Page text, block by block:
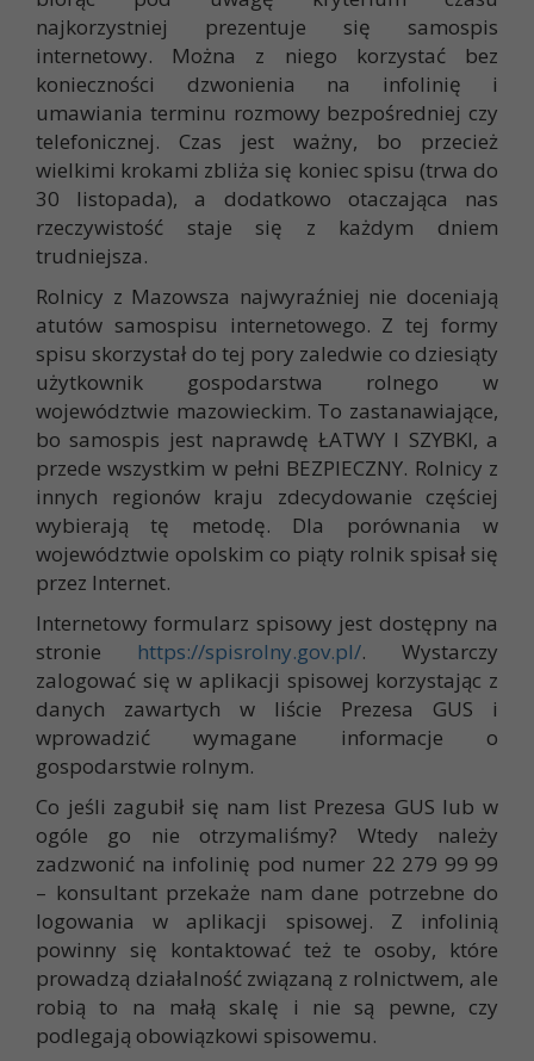
najkorzystniej prezentuje się samospis
internetowy. Można z niego korzystać bez
konieczności dzwonienia na infolinię i
umawiania terminu rozmowy bezpośredniej czy
telefonicznej. Czas jest ważny, bo przecież
wielkimi krokami zbliża się koniec spisu (trwa do
30 listopada), a dodatkowo otaczająca nas
rzeczywistość staje się z każdym dniem
trudniejsza.
Rolnicy z Mazowsza najwyraźniej nie doceniają
atutów samospisu internetowego. Z tej formy
spisu skorzystał do tej pory zaledwie co dziesiąty
użytkownik gospodarstwa rolnego w
województwie mazowieckim. To zastanawiające,
bo samospis jest naprawdę ŁATWY I SZYBKI, a
przede wszystkim w pełni BEZPIECZNY. Rolnicy z
innych regionów kraju zdecydowanie częściej
wybierają tę metodę. Dla porównania w
województwie opolskim co piąty rolnik spisał się
przez Internet.
Internetowy formularz spisowy jest dostępny na
stronie https://spisrolny.gov.pl/. Wystarczy
zalogować się w aplikacji spisowej korzystając z
danych zawartych w liście Prezesa GUS i
wprowadzić wymagane informacje o
gospodarstwie rolnym.
Co jeśli zagubił się nam list Prezesa GUS lub w
ogóle go nie otrzymaliśmy? Wtedy należy
zadzwonić na infolinię pod numer 22 279 99 99
– konsultant przekaże nam dane potrzebne do
logowania w aplikacji spisowej. Z infolinią
powinny się kontaktować też te osoby, które
prowadzą działalność związaną z rolnictwem, ale
robią to na małą skalę i nie są pewne, czy
podlegają obowiązkowi spisowemu.